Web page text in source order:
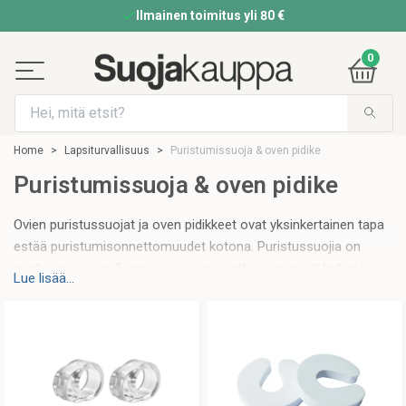
Ilmainen toimitus yli 80 €
0
Home Lapsiturvallisuus Puristumissuoja & oven pidike
Puristumissuoja & oven pidike
Ovien puristussuojat ja oven pidikkeet ovat yksinkertainen tapa
estää puristumisonnettomuudet kotona. Puristussuojia on
Yksi yleisimmistä lasten kodissa tapahtuvista
Lue lisää...